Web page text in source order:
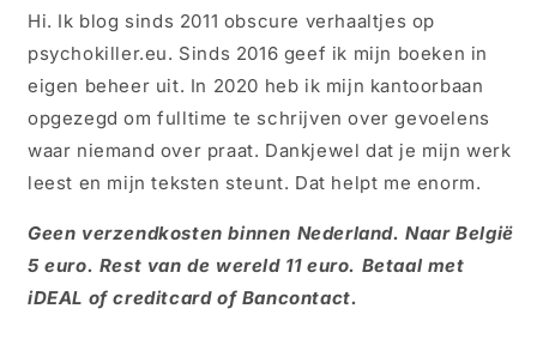
Hi. Ik blog sinds 2011 obscure verhaaltjes op
psychokiller.eu. Sinds 2016 geef ik mijn boeken in
eigen beheer uit. In 2020 heb ik mijn kantoorbaan
opgezegd om fulltime te schrijven over gevoelens
waar niemand over praat. Dankjewel dat je mijn werk
leest en mijn teksten steunt. Dat helpt me enorm.
Geen verzendkosten binnen Nederland. Naar België
5 euro. Rest van de wereld 11 euro. Betaal met
iDEAL of creditcard of Bancontact.